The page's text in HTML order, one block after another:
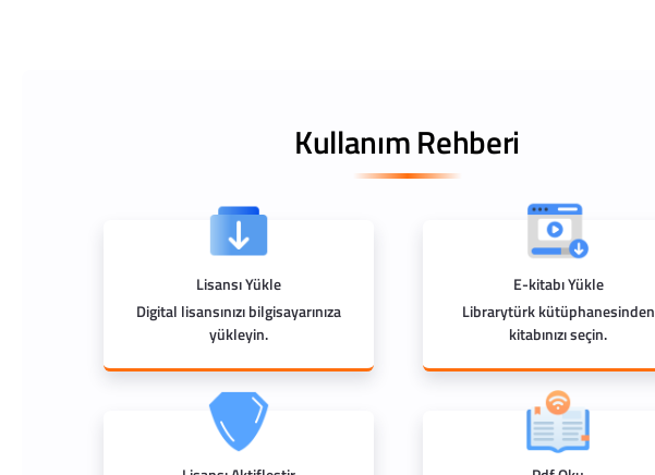
Kullanım Rehberi
Lisansı Yükle
Digital lisansınızı bilgisayarınıza
yükleyin.
E-kitabı Yükle
Librarytürk kütüphanesinden
kitabınızı seçin.